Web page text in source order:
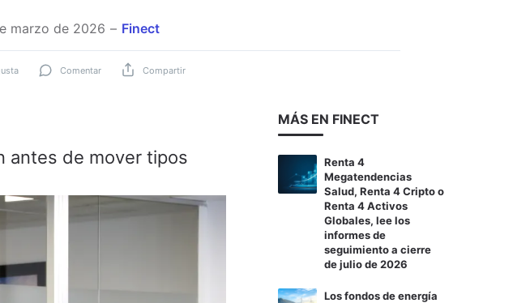
marzo de 2026 Finect
Comentar Compartir
antes de mover tipos
MÁS EN FINECT
Renta 4
Megatendencias
Salud, Renta 4 Cripto o
Renta 4 Activos
Globales, lee los
informes de
seguimiento a cierre
de julio de 2026
Los fondos de energía